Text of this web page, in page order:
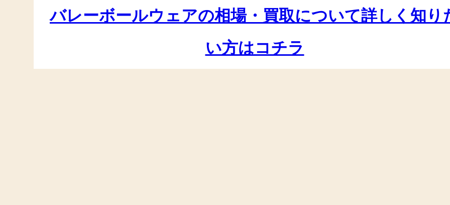
バレーボールウェアの相場・買取について詳しく知り
い方はコチラ